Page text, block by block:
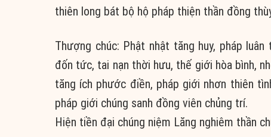
thiên long bát bộ hộ pháp thiện thần đồng
Thượng chúc: Phật nhật tăng huy, pháp
đốn tức, tai nạn thời hưu, thế giới hòa bình,
tăng ích phước điền, pháp giới nhơn thiên
pháp giới chúng sanh đồng viên chủng trí.
Hiện tiền đại chúng niệm Lăng nghiêm thần